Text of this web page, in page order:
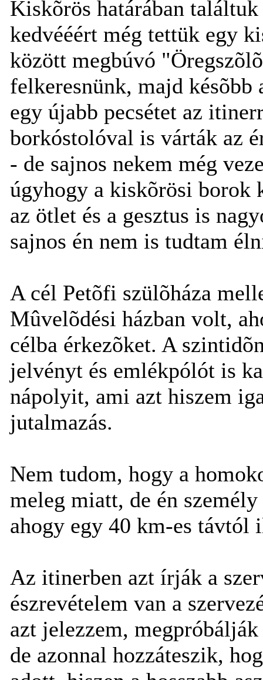
Kiskõrös határában
kedvééért még tettük egy
között megbúvó
felkeresnünk, majd késõbb
egy újabb pecsétet az
borkóstolóval is várták az
- de sajnos nekem még
úgyhogy a kiskõrösi borok
az ötlet és a gesztus is
sajnos én nem is tudtam
A cél Petõfi szülõháza
Mûvelõdési házban volt,
célba érkezõket. A
jelvényt és emlékpólót is
nápolyit, ami azt hiszem
jutalmazás.
Nem tudom, hogy a
meleg miatt, de én
ahogy egy 40 km-es
Az itinerben azt írják a
észrevételem van a
azt jelezzem,
de azonnal hozzáteszik,